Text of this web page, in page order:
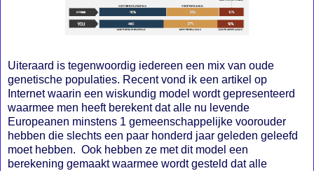
Uiteraard is tegenwoordig iedereen een mix van oude
genetische populaties. Recent vond ik een artikel op
Internet waarin een wiskundig model wordt gepresenteerd
waarmee men heeft berekent dat alle nu levende
Europeanen minstens 1 gemeenschappelijke voorouder
hebben die slechts een paar honderd jaar geleden geleefd
moet hebben. Ook hebben ze met dit model een
berekening gemaakt waarmee wordt gesteld dat alle